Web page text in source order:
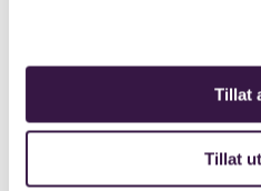
Tillat
Tillat
om at dei ikkje har tatt i bruk
Omsetningstala er derfor
bingorekneskap.